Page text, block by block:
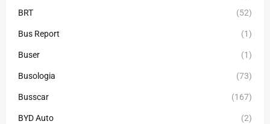
BRT (52)
Bus Report (1)
Buser (1)
Busologia (73)
Busscar (167)
BYD Auto (2)